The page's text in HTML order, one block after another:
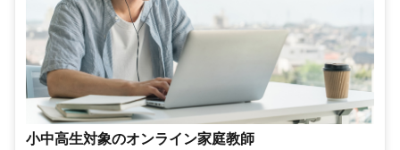
小中高生対象のオンライン家庭教師